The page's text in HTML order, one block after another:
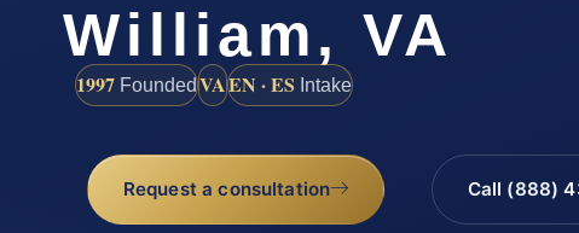
William, VA
1997 FoundedVAEN · ES Intake
Request a consultation Call (888)